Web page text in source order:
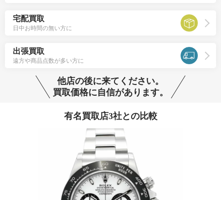
宅配買取
日中お時間の無い方に
出張買取
遠方や商品点数が多い方に
他店の後に来てください。
買取価格に自信があります。
有名買取店3社との比較